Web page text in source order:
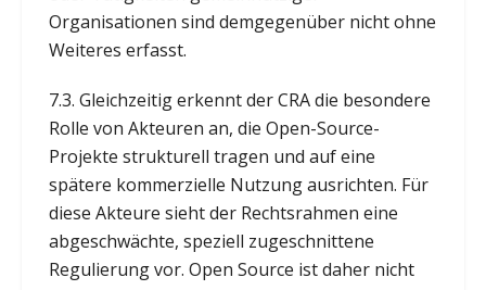
Organisationen sind demgegenüber nicht ohne
Weiteres erfasst.
7.3. Gleichzeitig erkennt der CRA die besondere
Rolle von Akteuren an, die Open-Source-
Projekte strukturell tragen und auf eine
spätere kommerzielle Nutzung ausrichten. Für
diese Akteure sieht der Rechtsrahmen eine
abgeschwächte, speziell zugeschnittene
Regulierung vor. Open Source ist daher nicht